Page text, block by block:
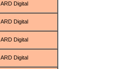
ARD Digital
ARD Digital
ARD Digital
ARD Digital